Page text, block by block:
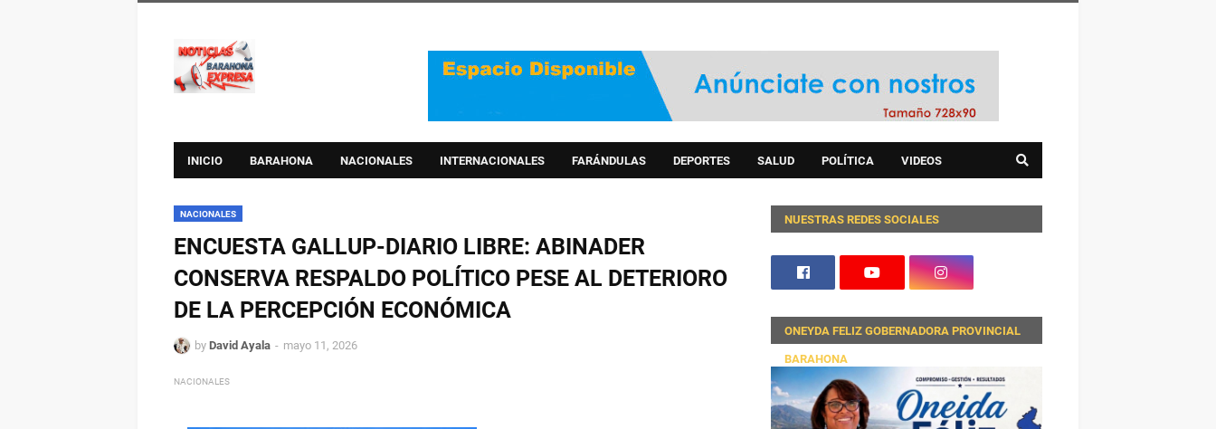
INICIO BARAHONA NACIONALES INTERNACIONALES FARÁNDULAS DEPORTES SALUD POLÍTICA VIDEOS
NACIONALES
ENCUESTA GALLUP-DIARIO LIBRE: ABINADER
CONSERVA RESPALDO POLÍTICO PESE AL DETERIORO
DE LA PERCEPCIÓN ECONÓMICA
by David Ayala mayo 11, 2026
NACIONALES
NUESTRAS REDES SOCIALES
ONEYDA FELIZ GOBERNADORA PROVINCIAL
BARAHONA